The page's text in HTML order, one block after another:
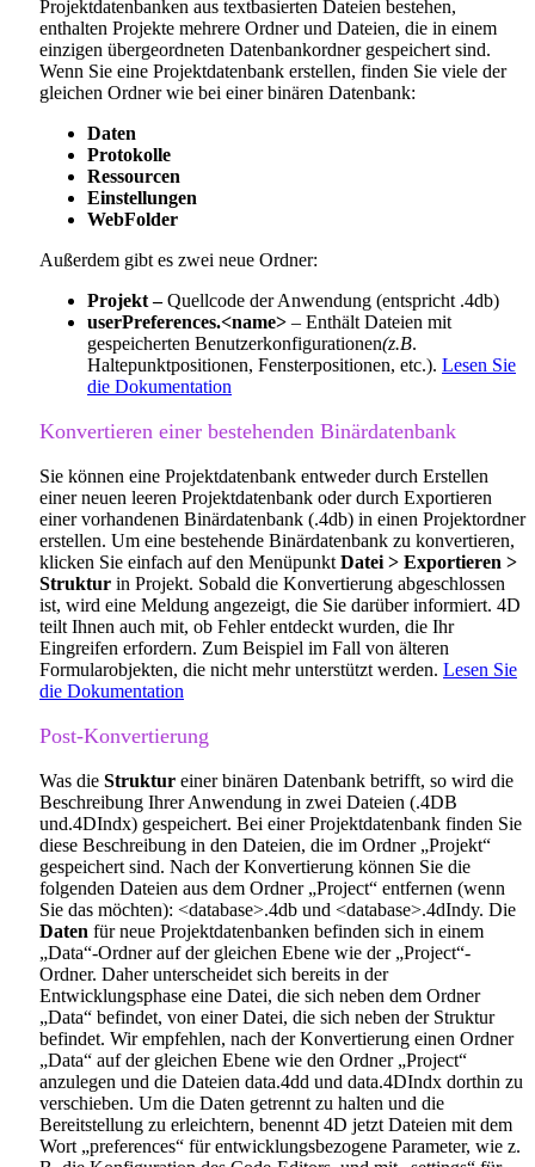
Projektdatenbanken aus textbasierten Dateien bestehen,
enthalten Projekte mehrere Ordner und Dateien, die in einem
einzigen übergeordneten Datenbankordner gespeichert sind.
Wenn Sie eine Projektdatenbank erstellen, finden Sie viele der
gleichen Ordner wie bei einer binären Datenbank:
Daten
Protokolle
Ressourcen
Einstellungen
WebFolder
Außerdem gibt es zwei neue Ordner:
Projekt –Quellcode der Anwendung (entspricht .4db)
userPreferences.<name> – Enthält Dateien mit
gespeicherten Benutzerkonfigurationen(z.B.
Haltepunktpositionen, Fensterpositionen, etc.). Lesen Sie
die Dokumentation
Konvertieren einer bestehenden Binärdatenbank
Sie können eine Projektdatenbank entweder durch Erstellen
einer neuen leeren Projektdatenbank oder durch Exportieren
einer vorhandenen Binärdatenbank (.4db) in einen Projektordner
erstellen. Um eine bestehende Binärdatenbank zu konvertieren,
klicken Sie einfach auf den Menüpunkt Datei > Exportieren >
Struktur in Projekt. Sobald die Konvertierung abgeschlossen
ist, wird eine Meldung angezeigt, die Sie darüber informiert. 4D
teilt Ihnen auch mit, ob Fehler entdeckt wurden, die Ihr
Eingreifen erfordern. Zum Beispiel im Fall von älteren
Formularobjekten, die nicht mehr unterstützt werden. Lesen Sie
die Dokumentation
Post-Konvertierung
Was die Struktur einer binären Datenbank betrifft, so wird die
Beschreibung Ihrer Anwendung in zwei Dateien (.4DB
und.4DIndx) gespeichert. Bei einer Projektdatenbank finden Sie
diese Beschreibung in den Dateien, die im Ordner „Projekt“
gespeichert sind. Nach der Konvertierung können Sie die
folgenden Dateien aus dem Ordner „Project“ entfernen (wenn
Sie das möchten): <database>.4db und <database>.4dIndy. Die
Daten für neue Projektdatenbanken befinden sich in einem
„Data“-Ordner auf der gleichen Ebene wie der „Project“-
Ordner. Daher unterscheidet sich bereits in der
Entwicklungsphase eine Datei, die sich neben dem Ordner
„Data“ befindet, von einer Datei, die sich neben der Struktur
befindet. Wir empfehlen, nach der Konvertierung einen Ordner
„Data“ auf der gleichen Ebene wie den Ordner „Project“
anzulegen und die Dateien data.4dd und data.4DIndx dorthin zu
verschieben. Um die Daten getrennt zu halten und die
Bereitstellung zu erleichtern, benennt 4D jetzt Dateien mit dem
Wort „preferences“ für entwicklungsbezogene Parameter, wie z.